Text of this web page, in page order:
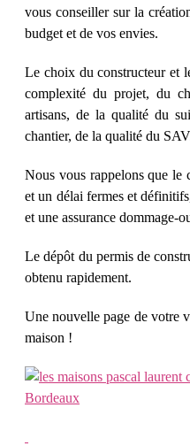
vous conseiller sur la
budget et de vos envies.
Le choix du constructeur et
complexité du projet, du
artisans, de la qualité du
chantier, de la qualité du
Nous vous rappelons que le
et un délai fermes et
et une assurance dommage-
Le dépôt du permis de
obtenu rapidement.
Une nouvelle page de votre
maison !